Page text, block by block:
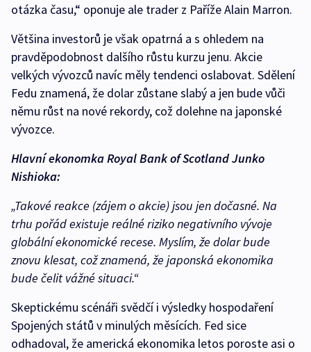
otázka času,“ oponuje ale trader z Paříže Alain Marron.
Většina investorů je však opatrná a s ohledem na
pravděpodobnost dalšího růstu kurzu jenu. Akcie
velkých vývozců navíc měly tendenci oslabovat. Sdělení
Fedu znamená, že dolar zůstane slabý a jen bude vůči
němu růst na nové rekordy, což dolehne na japonské
vývozce.
Hlavní ekonomka Royal Bank of Scotland Junko
Nishioka:
„Takové reakce (zájem o akcie) jsou jen dočasné. Na
trhu pořád existuje reálné riziko negativního vývoje
globální ekonomické recese. Myslím, že dolar bude
znovu klesat, což znamená, že japonská ekonomika
bude čelit vážné situaci.“
Skeptickému scénáři svědčí i výsledky hospodaření
Spojených států v minulých měsících. Fed sice
odhadoval, že americká ekonomika letos poroste asi o